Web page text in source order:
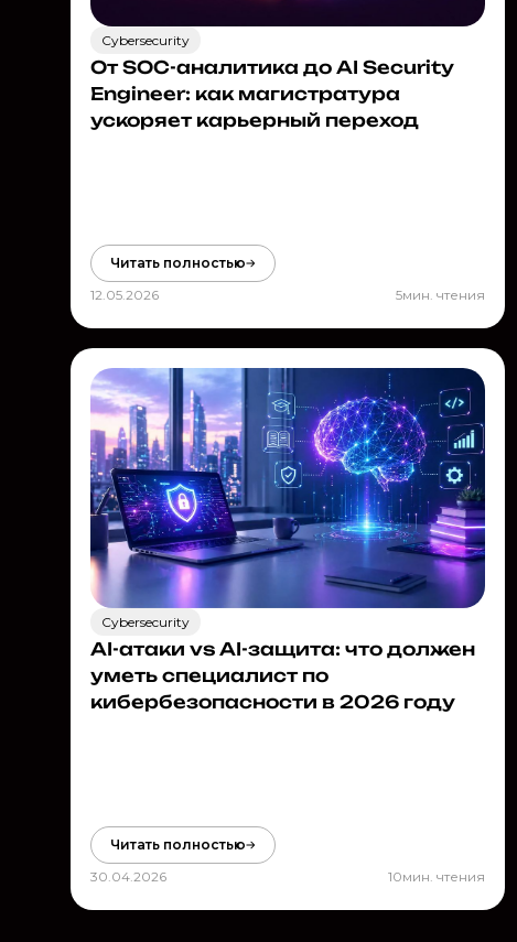
Cybersecurity
От SOC-аналитика до AI Security
Engineer: как магистратура
ускоряет карьерный переход
Читать полностью
12.05.2026
5мин. чтения
Cybersecurity
AI-атаки vs AI-защита: что должен
уметь специалист по
кибербезопасности в 2026 году
Читать полностью
30.04.2026
10мин. чтения